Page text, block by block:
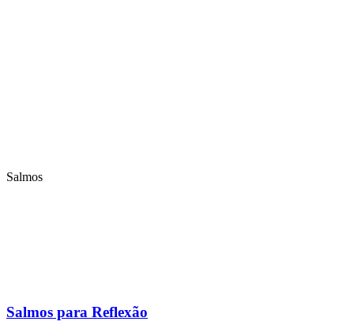
Salmos
Salmos para Reflexão